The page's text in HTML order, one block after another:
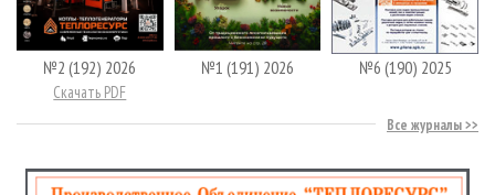
№2 (192) 2026
Скачать PDF
№1 (191) 2026 №6 (190) 2025
Все журналы